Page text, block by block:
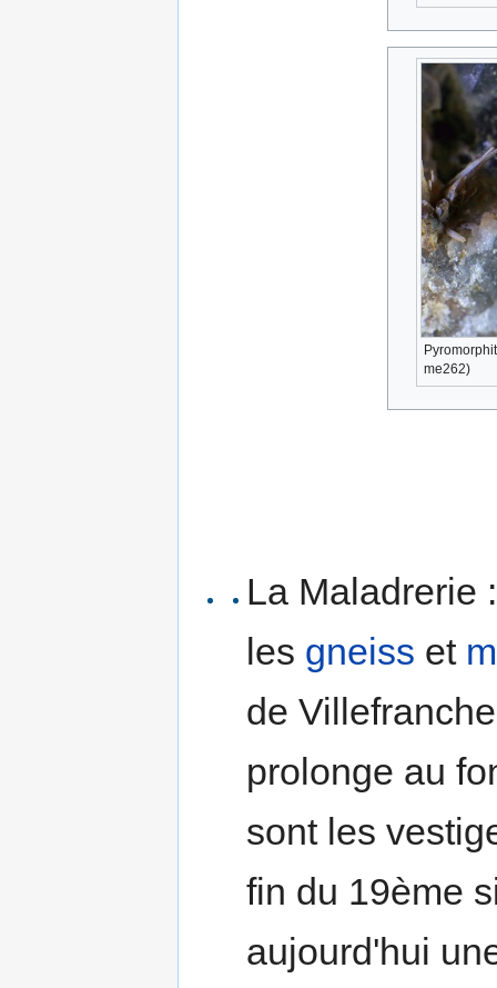
me262)
La Maladrerie
les gneiss et
de
prolonge au
sont les
fin du 19ème
aujourd'hui